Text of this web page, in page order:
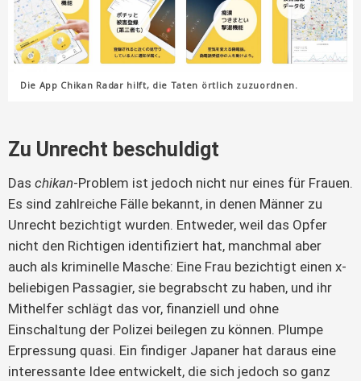
Die App Chikan Radar hilft, die Taten örtlich zuzuordnen.
Zu Unrecht beschuldigt
Das chikan-Problem ist jedoch nicht nur eines für Frauen.
Es sind zahlreiche Fälle bekannt, in denen Männer zu
Unrecht bezichtigt wurden. Entweder, weil das Opfer
nicht den Richtigen identifiziert hat, manchmal aber
auch als kriminelle Masche: Eine Frau bezichtigt einen x-
beliebigen Passagier, sie begrabscht zu haben, und ihr
Mithelfer schlägt das vor, finanziell und ohne
Einschaltung der Polizei beilegen zu können. Plumpe
Erpressung quasi. Ein findiger Japaner hat daraus eine
interessante Idee entwickelt, die sich jedoch so ganz